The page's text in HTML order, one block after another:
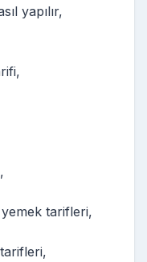
yapılır,
tarifleri,